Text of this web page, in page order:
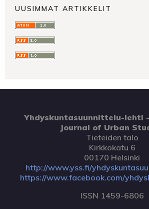
UUSIMMAT ARTIKKELIT
Yhdyskuntasuunnittelu-lehti
Journal of Urban
Tieteiden talo
Kirkkokatu 6
00170 Helsinki
http://www.yss.fi/
https://www.facebook.com/
ISSN 1459-6806